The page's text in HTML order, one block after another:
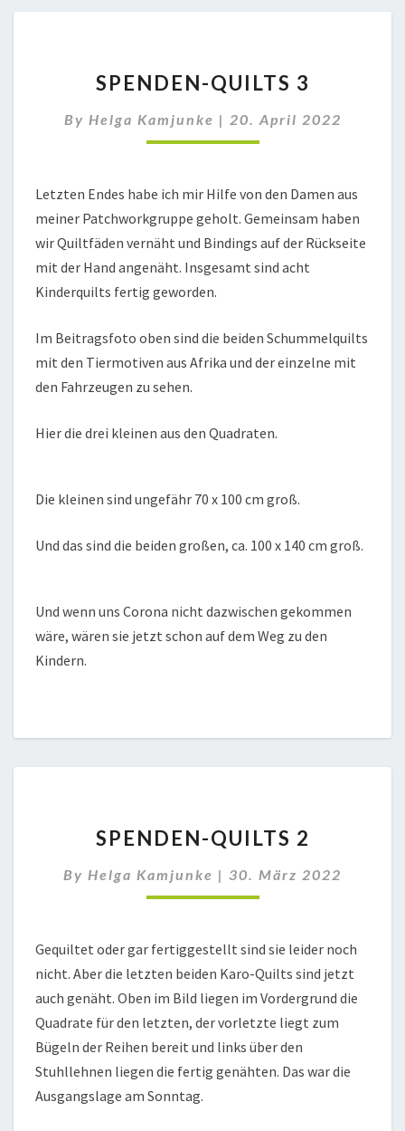
QUILTS
SPENDEN-QUILTS 3
By Helga Kamjunke | 20. April 2022
Letzten Endes habe ich mir Hilfe von den Damen aus
meiner Patchworkgruppe geholt. Gemeinsam haben
wir Quiltfäden vernäht und Bindings auf der Rückseite
mit der Hand angenäht. Insgesamt sind acht
Kinderquilts fertig geworden.
Im Beitragsfoto oben sind die beiden Schummelquilts
mit den Tiermotiven aus Afrika und der einzelne mit
den Fahrzeugen zu sehen.
Hier die drei kleinen aus den Quadraten.
Die kleinen sind ungefähr 70 x 100 cm groß.
Und das sind die beiden großen, ca. 100 x 140 cm groß.
Und wenn uns Corona nicht dazwischen gekommen
wäre, wären sie jetzt schon auf dem Weg zu den
Kindern.
QUILTS
SPENDEN-QUILTS 2
By Helga Kamjunke | 30. März 2022
Gequiltet oder gar fertiggestellt sind sie leider noch
nicht. Aber die letzten beiden Karo-Quilts sind jetzt
auch genäht. Oben im Bild liegen im Vordergrund die
Quadrate für den letzten, der vorletzte liegt zum
Bügeln der Reihen bereit und links über den
Stuhllehnen liegen die fertig genähten. Das war die
Ausgangslage am Sonntag.